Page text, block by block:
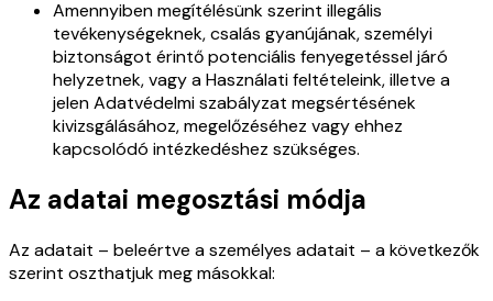
Amennyiben megítélésünk szerint illegális
tevékenységeknek, csalás gyanújának, személyi
biztonságot érintő potenciális fenyegetéssel járó
helyzetnek, vagy a Használati feltételeink, illetve a
jelen Adatvédelmi szabályzat megsértésének
kivizsgálásához, megelőzéséhez vagy ehhez
kapcsolódó intézkedéshez szükséges.
Az adatai megosztási módja
Az adatait – beleértve a személyes adatait – a következők
szerint oszthatjuk meg másokkal: